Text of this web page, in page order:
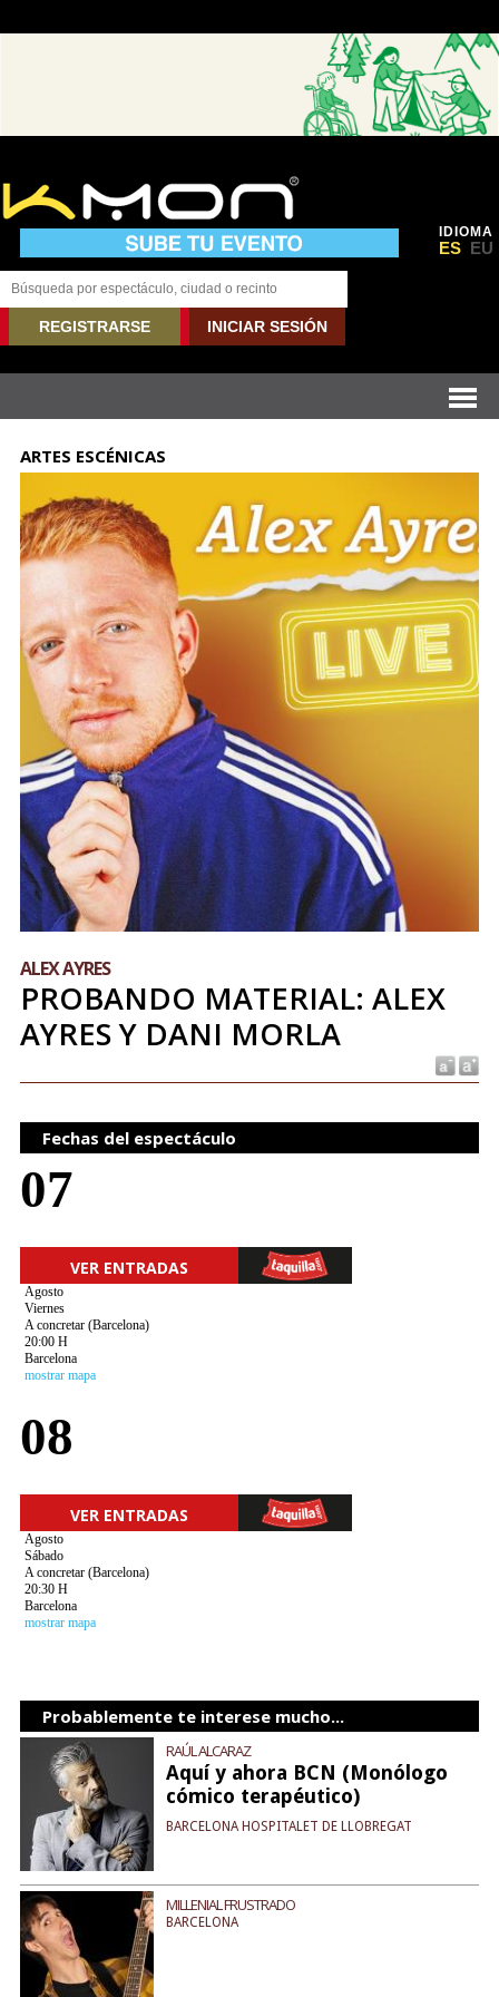
IDIOMA
ES EU
REGISTRARSE INICIAR SESIÓN
ARTES ESCÉNICAS
ALEX AYRES
PROBANDO MATERIAL: ALEX
AYRES Y DANI MORLA
Fechas del espectáculo
07
VER ENTRADAS
Agosto
Viernes
A concretar (Barcelona)
20:00 H
Barcelona
mostrar mapa
08
VER ENTRADAS
Agosto
Sábado
A concretar (Barcelona)
20:30 H
Barcelona
mostrar mapa
Probablemente te interese mucho...
RAÚL ALCARAZ
Aquí y ahora BCN (Monólogo
cómico terapéutico)
BARCELONA HOSPITALET DE LLOBREGAT
MILLENIAL FRUSTRADO
BARCELONA